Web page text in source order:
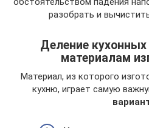
разобрать и
Деление
материалам
Материал, из которого
кухню, играет самую